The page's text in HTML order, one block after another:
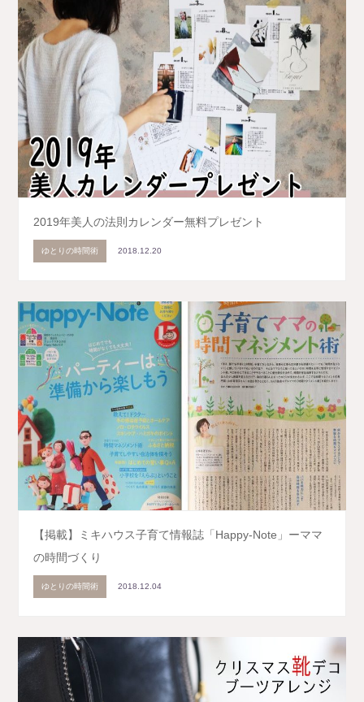
2019年美人の法則カレンダー無料プレゼント
ゆとりの時間術 2018.12.20
【掲載】ミキハウス子育て情報誌「Happy-Note」ーママ
の時間づくり
ゆとりの時間術 2018.12.04